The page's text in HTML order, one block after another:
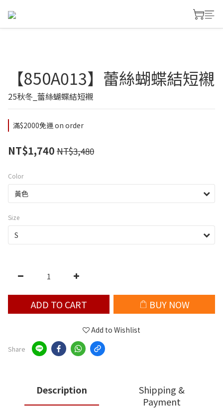
【850A013】蕾絲蝴蝶結短襯
25秋冬_蕾絲蝴蝶結短襯
滿$2000免運 on order
NT$1,740 NT$3,480
Color
Size
ADD TO CART BUY NOW
Add to Wishlist
Share
Description
Shipping &
Payment